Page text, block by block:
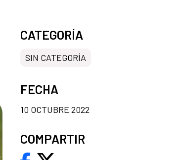
CATEGORÍA
SIN CATEGORÍA
FECHA
10 OCTUBRE 2022
COMPARTIR